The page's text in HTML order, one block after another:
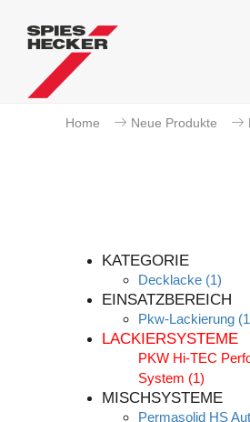
Home Neue Produkte
KATEGORIE
Decklacke (1)
EINSATZBEREICH
Pkw-Lackierung
LACKIERSYSTEME
PKW Hi-TEC
System (1)
MISCHSYSTEME
Permasolid HS